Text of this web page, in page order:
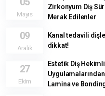
Mayıs
Zirkonyum Diş
Merak Edilenler
09
Aralık
Kanal tedavili
dikkat!
27
Ekim
Estetik Diş
Lamina ve